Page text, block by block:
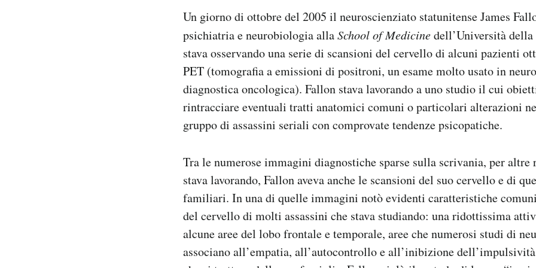
Un giorno di ottobre del 2005 il neuroscienziato statunitense James
psichiatria e neurobiologia allaSchool of Medicinedell’Università
stava osservando una serie di scansioni del cervello di alcuni pazienti
PET (tomografia a emissioni di positroni, un esame molto usato in
diagnostica oncologica). Fallon stava lavorando a uno studio il cui
rintracciare eventuali tratti anatomici comuni o particolari alterazioni
gruppo di assassini seriali con comprovate tendenze psicopatiche.
Tra le numerose immagini diagnostiche sparse sulla scrivania, per altre
stava lavorando, Fallon aveva anche le scansioni del suo cervello e di
familiari. In una di quelle immagini notò evidenti caratteristiche
del cervello di molti assassini che stava studiando: una ridottissima
alcune aree del lobo frontale e temporale, aree che numerosi studi di
associano all’empatia, all’autocontrollo e all’inibizione